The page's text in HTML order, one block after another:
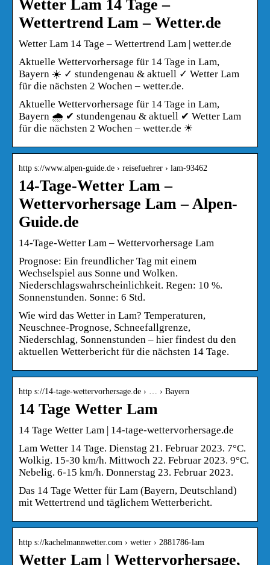
Wetter Lam 14 Tage –
Wettertrend Lam – Wetter.de
Wetter Lam 14 Tage – Wettertrend Lam | wetter.de
Aktuelle Wettervorhersage für 14 Tage in Lam,
Bayern ☀️ ✓ stundengenau & aktuell ✓ Wetter Lam
für die nächsten 2 Wochen – wetter.de.
Aktuelle Wettervorhersage für 14 Tage in Lam,
Bayern 🌧️ ✔ stundengenau & aktuell ✔ Wetter Lam
für die nächsten 2 Wochen – wetter.de ☀
http s://www.alpen-guide.de › reisefuehrer › lam-93462
14-Tage-Wetter Lam –
Wettervorhersage Lam – Alpen-
Guide.de
14-Tage-Wetter Lam – Wettervorhersage Lam
Prognose: Ein freundlicher Tag mit einem
Wechselspiel aus Sonne und Wolken.
Niederschlagswahrscheinlichkeit. Regen: 10 %.
Sonnenstunden. Sonne: 6 Std.
Wie wird das Wetter in Lam? Temperaturen,
Neuschnee-Prognose, Schneefallgrenze,
Niederschlag, Sonnenstunden – hier findest du den
aktuellen Wetterbericht für die nächsten 14 Tage.
http s://14-tage-wettervorhersage.de › … › Bayern
14 Tage Wetter Lam
14 Tage Wetter Lam | 14-tage-wettervorhersage.de
Lam Wetter 14 Tage. Dienstag 21. Februar 2023. 7°C.
Wolkig. 15-30 km/h. Mittwoch 22. Februar 2023. 9°C.
Nebelig. 6-15 km/h. Donnerstag 23. Februar 2023.
Das 14 Tage Wetter für Lam (Bayern, Deutschland)
mit Wettertrend und täglichem Wetterbericht.
http s://kachelmannwetter.com › wetter › 2881786-lam
Wetter Lam | Wettervorhersage,